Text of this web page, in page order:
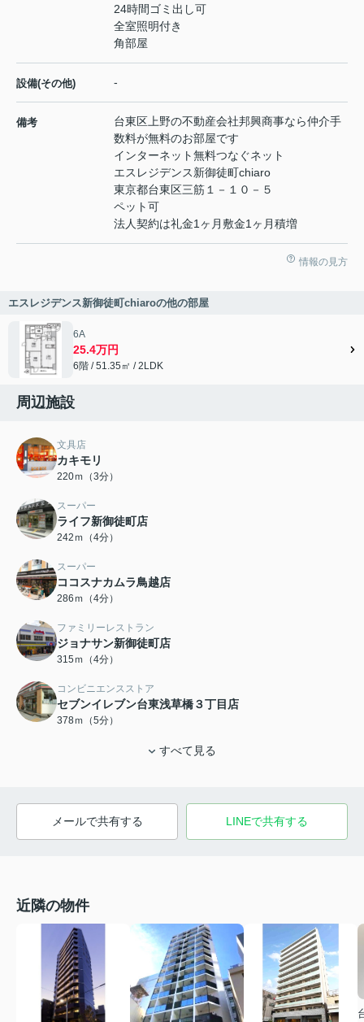
24時間ゴミ出し可
全室照明付き
角部屋
設備(その他) -
備考
台東区上野の不動産会社邦興商事なら仲介手
数料が無料のお部屋です
インターネット無料つなぐネット
エスレジデンス新御徒町chiaro
東京都台東区三筋１－１０－５
ペット可
法人契約は礼金1ヶ月敷金1ヶ月積増
情報の見方
エスレジデンス新御徒町chiaroの他の部屋
6A
25.4万円
6階 / 51.35㎡ / 2LDK
周辺施設
文具店
カキモリ
220ｍ（3分）
スーパー
ライフ新御徒町店
242ｍ（4分）
スーパー
ココスナカムラ鳥越店
286ｍ（4分）
ファミリーレストラン
ジョナサン新御徒町店
315ｍ（4分）
コンビニエンスストア
セブンイレブン台東浅草橋３丁目店
378ｍ（5分）
すべて見る
メールで共有する LINEで共有する
近隣の物件